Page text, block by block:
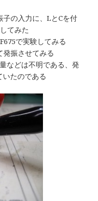
子の入力に、LとCを付
てみた
で実験してみる
発振させてみる
などは不明である、発
たのである